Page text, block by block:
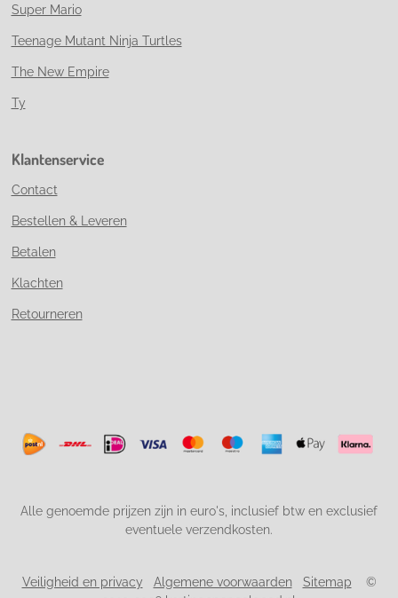
Super Mario
Teenage Mutant Ninja Turtles
The New Empire
Ty
Klantenservice
Contact
Bestellen & Leveren
Betalen
Klachten
Retourneren
Alle genoemde prijzen zijn in euro's, inclusief btw en exclusief
eventuele verzendkosten.
Veiligheid en privacy Algemene voorwaarden Sitemap ©